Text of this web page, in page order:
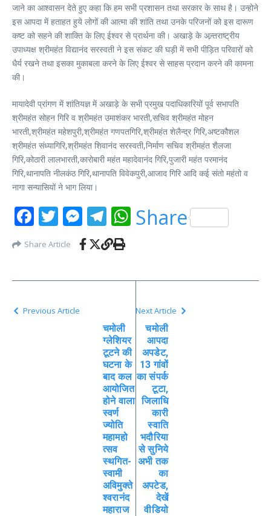
जाने का आश्वासन देते हुए कहा कि हम सभी प्रशासन तथा सरकार के साथ है। उन्होने
इस आपदा में हताहत हुये लोगों की आत्मा की शांति तथा उनके परिजनों को इस दारूण
कष्ट को सहने की शाक्ति के लिए ईश्वर से प्रार्थना की। अखाड़े के अन्र्तराष्ट्रीय
उपाध्यक्ष श्रीमहंत विद्यानंद सरस्वती ने इस संकट की घड़ी में सभी पीड़ित परिवारों को
धैर्य रखने तथा इसका मुकाबला करने के लिए ईश्वर से साहस प्रदान करने की कामना
की।
मायादेवी प्रांगण में शांतियज्ञ में अखाड़े के सभी प्रमुख पदाधिकारियों पूर्व सभापति
श्रीमहंत सोहन गिरि व श्रीमहंत उमाशंकर भारती,सचिव श्रीमहंत मोहन
भारती,श्रीमहंत महेशपुरी,श्रीमहंत गणपतगिरि,श्रीमहंत शेलैन्द्र गिरि,अष्टकौशल
श्रीमहंत संध्यागिरि,श्रीमहंत शिवानंद सरस्वती,निर्माण सचिव श्रीमहंत शैलजा
गिरि,कोठारी लालभारती,कारोबारी महंत महादेवानंद गिरि,पुजारी महंत परमानंद
गिरि,थानापति नीलकंठ गिरि,थानापति विवेकपुरी,आजाद गिरि आदि कई संतो महंतो व
नागा सन्यासियों ने भाग लिया।
Facebook
Twitter
Messenger
Telegram
WhatsApp
Share
Share Article
Previous Article
चमोली
ग्लेशियर
टूटने की
घटना के
बाद कल
आयोजित
होने वाला
स्वर्ण
ज्योति
महामहो
त्सव
स्थगित-
स्वामी
अविमुक्ते
श्वरानंद
महाराज
Next Article
चमोली
आपदा
अपडेट,
13 गांवों
का संपर्क
टूटा,
जिलाधि
कारी
स्वाति
भदौरिया
से सुनिये
अभी तक
का
अपटेड,
देखें
वीडियो